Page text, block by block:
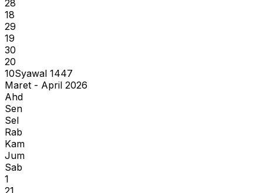
28
18
29
19
30
20
10Syawal 1447
Maret - April 2026
Ahd
Sen
Sel
Rab
Kam
Jum
Sab
1
21